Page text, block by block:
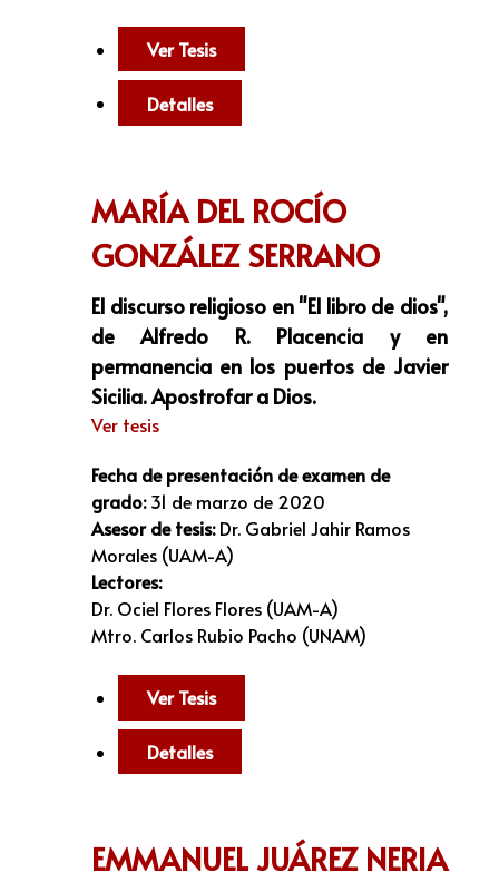
Ver Tesis
Detalles
MARÍA DEL ROCÍO
GONZÁLEZ SERRANO
El discurso religioso en "El libro de dios",
de Alfredo R. Placencia y en
permanencia en los puertos de Javier
Sicilia. Apostrofar a Dios.
Ver tesis
Fecha de presentación de examen de
grado:31 de marzo de 2020
Asesor de tesis:Dr. Gabriel Jahir Ramos
Morales (UAM-A)
Lectores:
Dr. Ociel Flores Flores (UAM-A)
Mtro. Carlos Rubio Pacho (UNAM)
Ver Tesis
Detalles
EMMANUEL JUÁREZ NERIA